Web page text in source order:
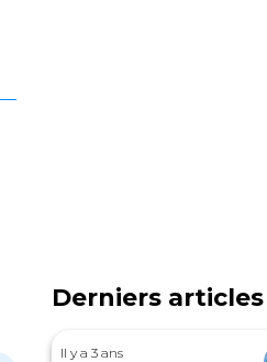
Derniers articles
Il y a 3 ans